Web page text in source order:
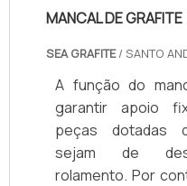
MANCAL DE GRAFITE
SEA GRAFITE/ SANTO
A função do
garantir apoio
peças dotadas
sejam de
rolamento. Por